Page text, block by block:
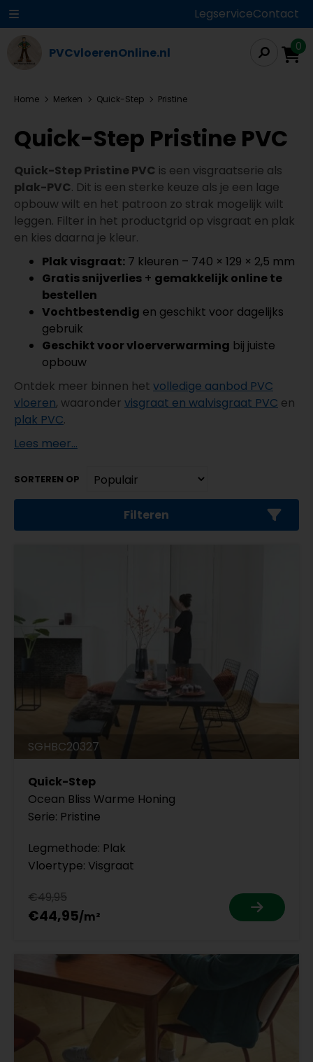
LegserviceContact
PVCvloerenOnline.nl 0
Home Merken Quick-Step Pristine
Quick-Step Pristine PVC
Quick-Step Pristine PVC is een visgraatserie als
plak-PVC. Dit is een sterke keuze als je een lage
opbouw wilt en het patroon zo strak mogelijk wilt
leggen. Filter in het productgrid op visgraat en plak
en kies daarna je kleur.
Plak visgraat: 7 kleuren – 740 × 129 × 2,5 mm
Gratis snijverlies + gemakkelijk online te
bestellen
Vochtbestendig en geschikt voor dagelijks
gebruik
Geschikt voor vloerverwarming bij juiste
opbouw
Ontdek meer binnen het volledige aanbod PVC
vloeren, waaronder visgraat en walvisgraat PVC en
plak PVC.
Lees meer...
SORTEREN OP
Filteren
SGHBC20327
Quick-Step
Ocean Bliss Warme Honing
Serie: Pristine
Legmethode: Plak
Vloertype: Visgraat
€49,95
€44,95